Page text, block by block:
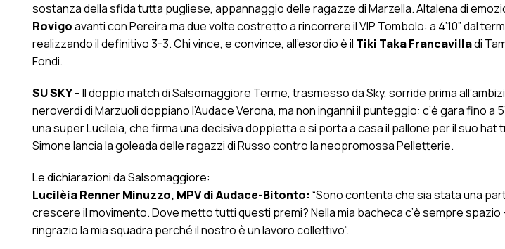
sostanza della sfida tutta pugliese, appannaggio delle ragazze di Marzella. Altalena di
Rovigoavanti con Pereira ma due volte costretto a rincorrere il VIP Tombolo: a 4’10” dal
realizzando il definitivo 3-3. Chi vince, e convince, all’esordio è il Tiki Taka Francavilladi
Fondi.
SU SKY– Il doppio match di Salsomaggiore Terme, trasmesso da Sky, sorride prima
neroverdi di Marzuoli doppiano l’Audace Verona, ma non inganni il punteggio: c’è gara fino a
una super Lucileia, che firma una decisiva doppietta e si porta a casa il pallone per il suo hat
Simone lancia la goleada delle ragazzi di Russo contro la neopromossa Pelletterie.
Le dichiarazioni da Salsomaggiore:
Lucilèia Renner Minuzzo, MPV di Audace-Bitonto:“Sono contenta che sia stata una
crescere il movimento. Dove metto tutti questi premi? Nella mia bacheca c’è sempre spazio
ringrazio la mia squadra perché il nostro è un lavoro collettivo”.